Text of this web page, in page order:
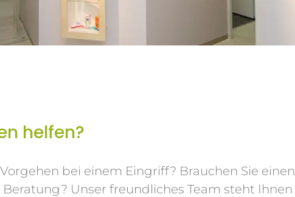
helfen?
bei einem Eingriff? Brauchen Sie einen
Unser freundliches Team steht Ihnen